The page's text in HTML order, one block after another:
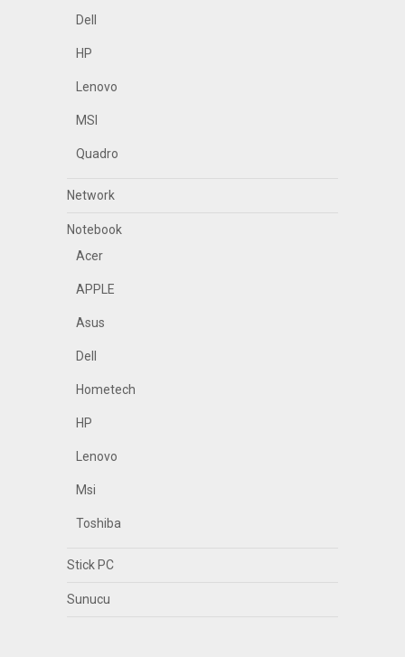
Dell
HP
Lenovo
MSI
Quadro
Network
Notebook
Acer
APPLE
Asus
Dell
Hometech
HP
Lenovo
Msi
Toshiba
Stick PC
Sunucu